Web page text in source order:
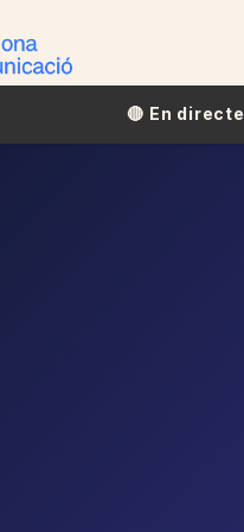
🔴​​ En directe